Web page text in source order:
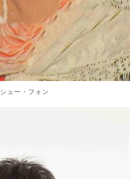
シュー・フォン